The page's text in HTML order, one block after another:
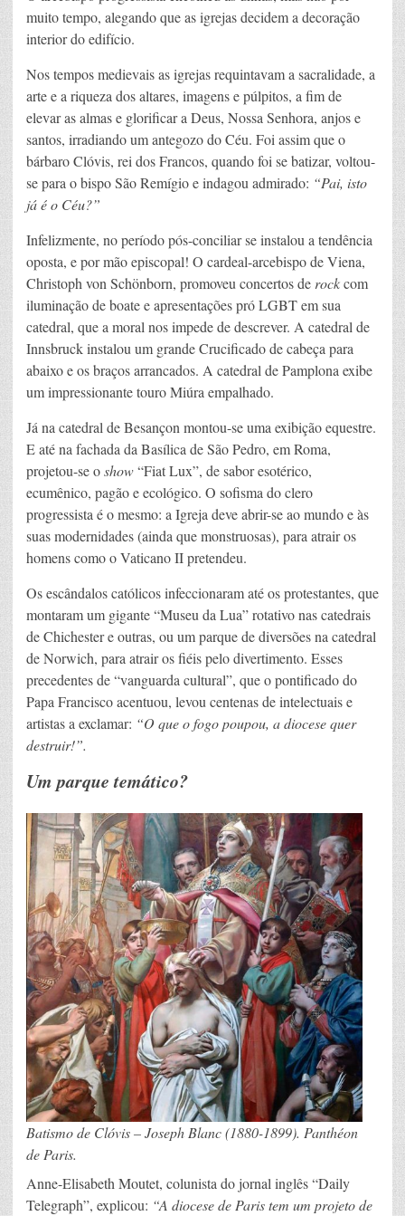
muito tempo, alegando que as igrejas decidem a decoração
interior do edifício.
Nos tempos medievais as igrejas requintavam a sacralidade, a
arte e a riqueza dos altares, imagens e púlpitos, a fim de
elevar as almas e glorificar a Deus, Nossa Senhora, anjos e
santos, irradiando um antegozo do Céu. Foi assim que o
bárbaro Clóvis, rei dos Francos, quando foi se batizar, voltou-
se para o bispo São Remígio e indagou admirado: “Pai, isto
já é o Céu?”
Infelizmente, no período pós-conciliar se instalou a tendência
oposta, e por mão episcopal! O cardeal-arcebispo de Viena,
Christoph von Schönborn, promoveu concertos derockcom
iluminação de boate e apresentações pró LGBT em sua
catedral, que a moral nos impede de descrever. A catedral de
Innsbruck instalou um grande Crucificado de cabeça para
abaixo e os braços arrancados. A catedral de Pamplona exibe
um impressionante touro Miúra empalhado.
Já na catedral de Besançon montou-se uma exibição equestre.
E até na fachada da Basílica de São Pedro, em Roma,
projetou-se oshow“Fiat Lux”, de sabor esotérico,
ecumênico, pagão e ecológico. O sofisma do clero
progressista é o mesmo: a Igreja deve abrir-se ao mundo e às
suas modernidades (ainda que monstruosas), para atrair os
homens como o Vaticano II pretendeu.
Os escândalos católicos infeccionaram até os protestantes, que
montaram um gigante “Museu da Lua” rotativo nas catedrais
de Chichester e outras, ou um parque de diversões na catedral
de Norwich, para atrair os fiéis pelo divertimento. Esses
precedentes de “vanguarda cultural”, que o pontificado do
Papa Francisco acentuou, levou centenas de intelectuais e
artistas a exclamar: “O que o fogo poupou, a diocese quer
destruir!”.
Um parque temático?
Batismo de Clóvis – Joseph Blanc (1880-1899). Panthéon
de Paris.
Anne-Elisabeth Moutet, colunista do jornal inglês “Daily
Telegraph”, explicou: “A diocese de Paris tem um projeto de